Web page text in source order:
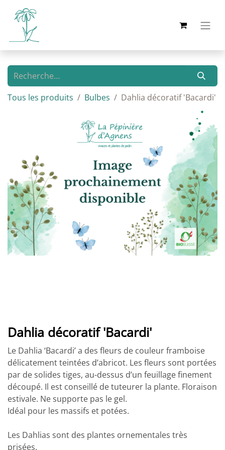
Tous les produits Bulbes Dahlia décoratif 'Bacardi'
Dahlia décoratif 'Bacardi'
Le Dahlia ‘Bacardi’ a des fleurs de couleur framboise
délicatement teintées d’abricot. Les fleurs sont portées
par de solides tiges, au-dessus d’un feuillage finement
découpé. Il est conseillé de tuteurer la plante. Floraison
estivale. Ne supporte pas le gel.
Idéal pour les massifs et potées.
Les Dahlias sont des plantes ornementales très
prisées.